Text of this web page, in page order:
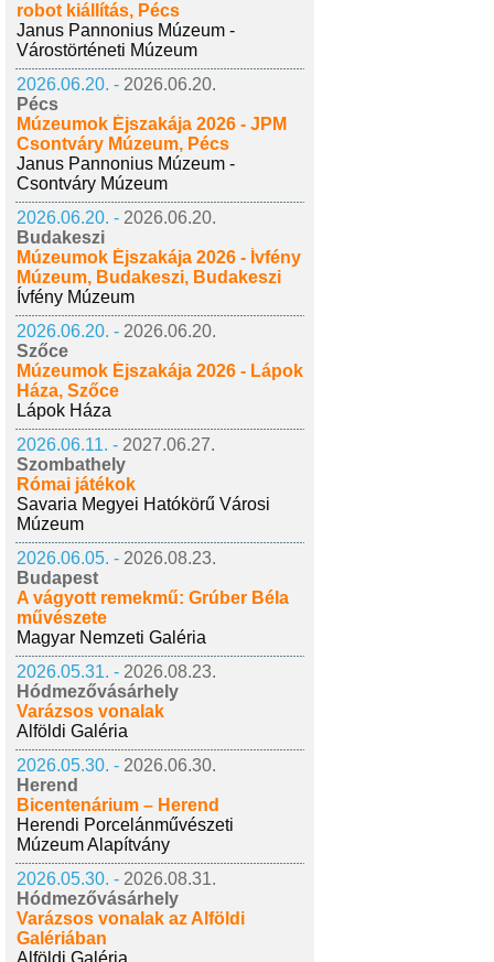
robot kiállítás, Pécs
Janus Pannonius Múzeum -
Várostörténeti Múzeum
2026.06.20. - 2026.06.20.
Pécs
Múzeumok Éjszakája 2026 - JPM
Csontváry Múzeum, Pécs
Janus Pannonius Múzeum -
Csontváry Múzeum
2026.06.20. - 2026.06.20.
Budakeszi
Múzeumok Éjszakája 2026 - Ívfény
Múzeum, Budakeszi, Budakeszi
Ívfény Múzeum
2026.06.20. - 2026.06.20.
Szőce
Múzeumok Éjszakája 2026 - Lápok
Háza, Szőce
Lápok Háza
2026.06.11. - 2027.06.27.
Szombathely
Római játékok
Savaria Megyei Hatókörű Városi
Múzeum
2026.06.05. - 2026.08.23.
Budapest
A vágyott remekmű: Grúber Béla
művészete
Magyar Nemzeti Galéria
2026.05.31. - 2026.08.23.
Hódmezővásárhely
Varázsos vonalak
Alföldi Galéria
2026.05.30. - 2026.06.30.
Herend
Bicentenárium – Herend
Herendi Porcelánművészeti
Múzeum Alapítvány
2026.05.30. - 2026.08.31.
Hódmezővásárhely
Varázsos vonalak az Alföldi
Galériában
Alföldi Galéria